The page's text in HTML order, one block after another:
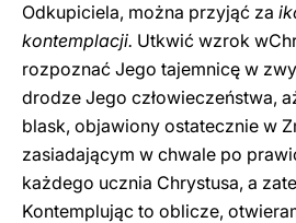
Odkupiciela, można przyjąć za
kontemplacji. Utkwić wzrok
rozpoznać Jego tajemnicę w
drodze Jego człowieczeństwa,
blask, objawiony ostatecznie w
zasiadającym w chwale po
każdego ucznia Chrystusa, a
Kontemplując to oblicze,